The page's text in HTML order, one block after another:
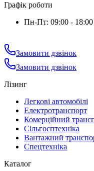
Графік роботи
Пн-Пт: 09:00 - 18:00
Замовити дзвінок
Замовити дзвінок
Лізинг
Легкові автомобілі
Електротранспорт
Комерційний
Сільгосптехніка
Вантажний
Спецтехніка
Каталог